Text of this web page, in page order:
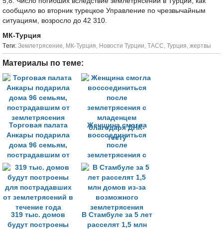
сообщило во вторник турецкое Управление по чрезвычайным
ситуациям, возросло до 42 310.
МК-Турция
Tеги: Землетрясение, МК-Турция, Новости Турции, ТАСС, Турция, жертвы
Материалы по теме:
Торговая палата
Анкары подарила
дома 96 семьям,
пострадавшим от
землетрясения
Женщина смогла
воссоединиться
после
землетрясения с
младенцем
благодаря ДНК-
тесту
319 тыс. домов
будут построены
В Стамбуле за 5 лет
расселят 1,5 млн